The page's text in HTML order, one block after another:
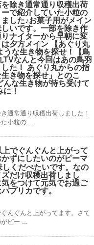
除き通常通り収穫出荷
で紹介していた小粒の
した♪お菓子用がメイン
いです。一部を除き作
ナイターから早朝に変
夕方メイン 【あぐり丸
うな生き物を探せ！【鳥
TVなんと今回はあの鳥羽
た！ あぐり丸からの指
き物を探せ」とのこ
んな生き物が待ち受けて
！
通常通り収穫出荷しました！
小粒の ...
でぐんぐんと上がって
ずにしたいのがピーマ
しくだべたいです。なの
だけ収穫出荷しまし
をつけて元気でお過ご
プリカです。
んぐんと上がってます。さて
ピー ...